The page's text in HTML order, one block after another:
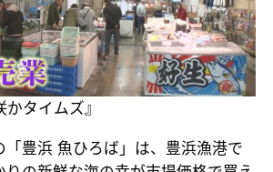
タイムズ』
「豊浜 魚ひろば」は、豊浜漁港で